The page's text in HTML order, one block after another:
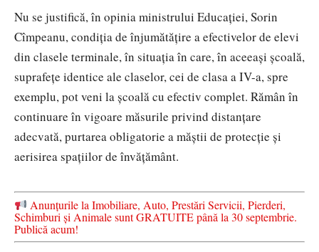
Nu se justifică, în opinia ministrului Educației, Sorin
Cîmpeanu, condiția de înjumătățire a efectivelor de elevi
din clasele terminale, în situația în care, în aceeași școală,
suprafețe identice ale claselor, cei de clasa a IV-a, spre
exemplu, pot veni la școală cu efectiv complet. Rămân în
continuare în vigoare măsurile privind distanțare
adecvată, purtarea obligatorie a măștii de protecție și
aerisirea spațiilor de învățământ.
Anunțurile la Imobiliare, Auto, Prestări Servicii, Pierderi,
Schimburi și Animale sunt GRATUITE până la 30 septembrie.
Publică acum!